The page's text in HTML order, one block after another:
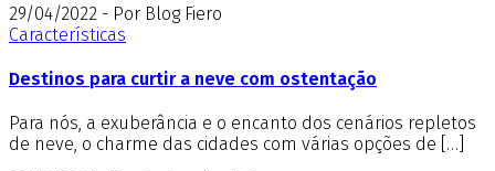
29/04/2022 - Por Blog Fiero
Características
Destinos para curtir a neve com ostentação
Para nós, a exuberância e o encanto dos cenários repletos
de neve, o charme das cidades com várias opções de […]